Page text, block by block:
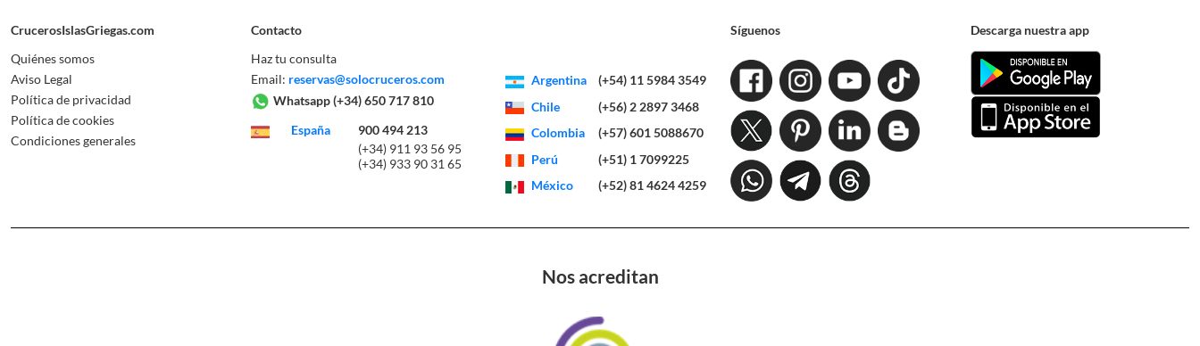
CrucerosIslasGriegas.com
Quiénes somos
Aviso Legal
Política de privacidad
Política de cookies
Condiciones generales
Contacto
Haz tu consulta
Email: reservas@solocruceros.com
Whatsapp(+34) 650 717 810
España
900 494 213
(+34) 911 93 56 95
(+34) 933 90 31 65
Argentina
(+54) 11 5984 3549
Chile
(+56) 2 2897 3468
Colombia
(+57) 601 5088670
Perú
(+51) 1 7099225
México
(+52) 81 4624 4259
Síguenos Descarga nuestra app
Nos acreditan